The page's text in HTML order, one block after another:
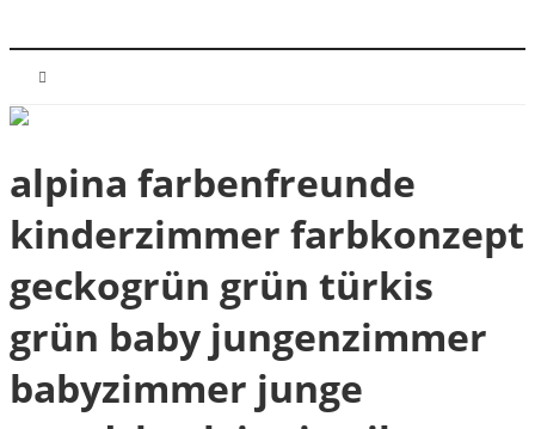
alpina farbenfreunde
kinderzimmer farbkonzept
geckogrün grün türkis
grün baby jungenzimmer
babyzimmer junge